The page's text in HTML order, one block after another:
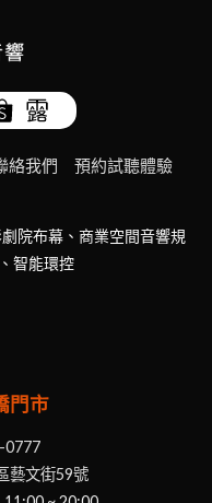
絡我們 預約試聽體驗
院布幕、商業空間音響規
智能環控
門市
0777
藝文街59號